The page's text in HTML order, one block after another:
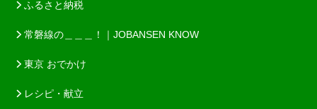
ふるさと納税
常磐線の＿＿＿！｜JOBANSEN KNOW
東京 おでかけ
レシピ・献立